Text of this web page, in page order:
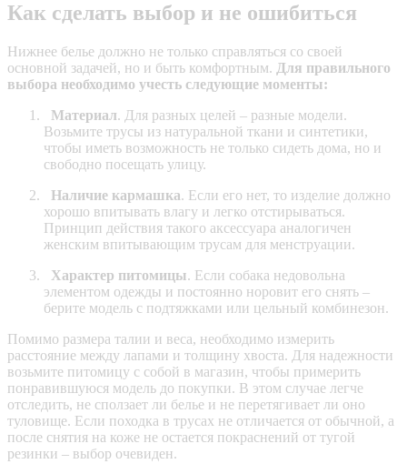
Как сделать выбор и не ошибиться
Нижнее белье должно не только справляться со своей
основной задачей, но и быть комфортным. Для правильного
выбора необходимо учесть следующие моменты:
Материал. Для разных целей – разные модели.
Возьмите трусы из натуральной ткани и синтетики,
чтобы иметь возможность не только сидеть дома, но и
свободно посещать улицу.
Наличие кармашка. Если его нет, то изделие должно
хорошо впитывать влагу и легко отстирываться.
Принцип действия такого аксессуара аналогичен
женским впитывающим трусам для менструации.
Характер питомицы. Если собака недовольна
элементом одежды и постоянно норовит его снять –
берите модель с подтяжками или цельный комбинезон.
Помимо размера талии и веса, необходимо измерить
расстояние между лапами и толщину хвоста. Для надежности
возьмите питомицу с собой в магазин, чтобы примерить
понравившуюся модель до покупки. В этом случае легче
отследить, не сползает ли белье и не перетягивает ли оно
туловище. Если походка в трусах не отличается от обычной, а
после снятия на коже не остается покраснений от тугой
резинки – выбор очевиден.